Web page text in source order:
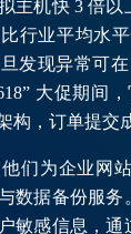
主机快 3 倍
行业平均水平
发现异常可
大促期间
构，订单提交
们为企业网
数据备份服
敏感信息，